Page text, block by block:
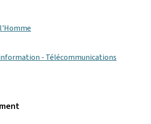
- Télécommunications